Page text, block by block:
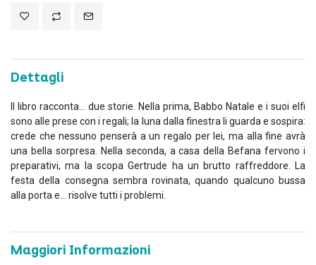
Dettagli
Il libro racconta… due storie. Nella prima, Babbo Natale e i suoi elfi
sono alle prese con i regali; la luna dalla finestra li guarda e sospira:
crede che nessuno penserà a un regalo per lei, ma alla fine avrà
una bella sorpresa. Nella seconda, a casa della Befana fervono i
preparativi, ma la scopa Gertrude ha un brutto raffreddore. La
festa della consegna sembra rovinata, quando qualcuno bussa
alla porta e... risolve tutti i problemi.
Maggiori Informazioni